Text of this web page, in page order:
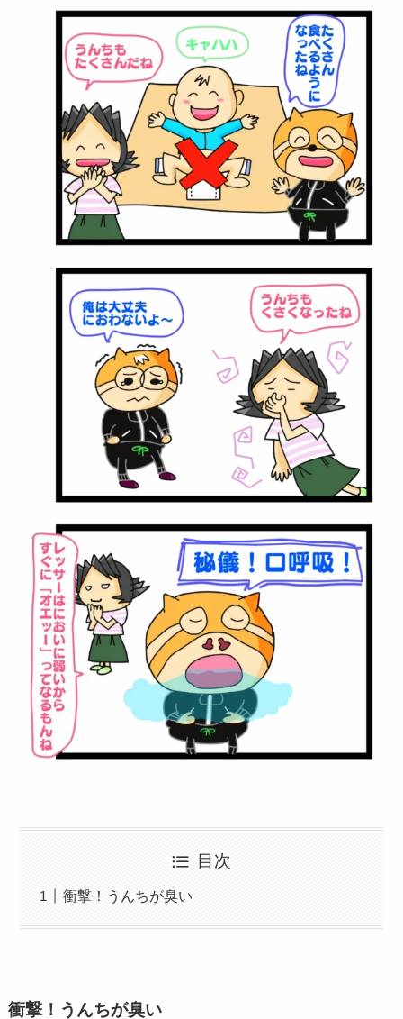
目次
衝撃！うんちが臭い
衝撃！うんちが臭い